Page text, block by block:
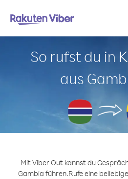
So rufst du in
aus
Mit Viber Out kannst du
Gambia führen.Rufe eine